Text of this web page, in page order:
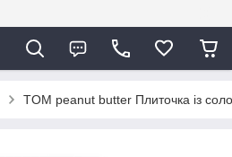
TOM peanut butter Плиточка із